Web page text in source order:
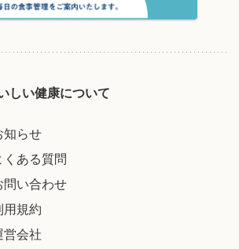
しい健康について
知らせ
くある質問
問い合わせ
用規約
営会社